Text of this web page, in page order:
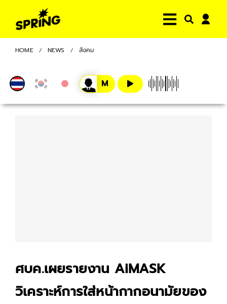
HOME NEWS สังคม
ศบค.เผยรายงาน AiMASK
วิเคราะห์การใส่หน้ากากอนามัยของ